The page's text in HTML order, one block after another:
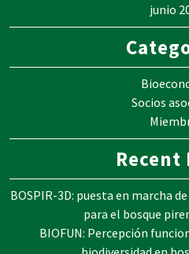
junio
Socios
Recent
BOSPIR-3D: puesta en marcha
para el bosque
BIOFUN: Percepción